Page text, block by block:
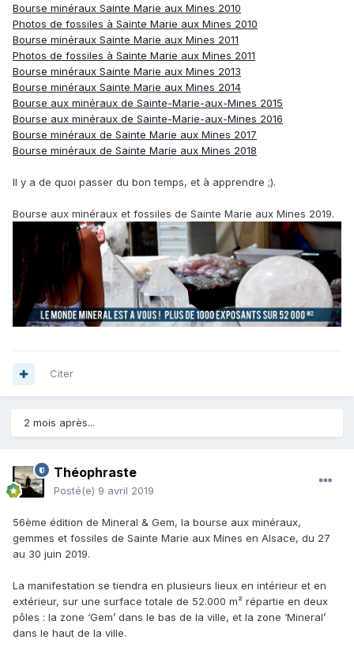
Bourse minéraux Sainte Marie aux Mines 2010
Photos de fossiles à Sainte Marie aux Mines 2010
Bourse minéraux Sainte Marie aux Mines 2011
Photos de fossiles à Sainte Marie aux Mines 2011
Bourse minéraux Sainte Marie aux Mines 2013
Bourse minéraux Sainte Marie aux Mines 2014
Bourse aux minéraux de Sainte-Marie-aux-Mines 2015
Bourse aux minéraux de Sainte-Marie-aux-Mines 2016
Bourse minéraux de Sainte Marie aux Mines 2017
Bourse minéraux de Sainte Marie aux Mines 2018
Il y a de quoi passer du bon temps, et à apprendre ;).
Bourse aux minéraux et fossiles de Sainte Marie aux Mines 2019.
Citer
2 mois après...
Théophraste
Posté(e) 9 avril 2019
56ème édition de Mineral & Gem, la bourse aux minéraux,
gemmes et fossiles de Sainte Marie aux Mines en Alsace, du 27
au 30 juin 2019.
La manifestation se tiendra en plusieurs lieux en intérieur et en
extérieur, sur une surface totale de 52.000 m² répartie en deux
pôles : la zone ‘Gem’ dans le bas de la ville, et la zone ‘Mineral’
dans le haut de la ville.